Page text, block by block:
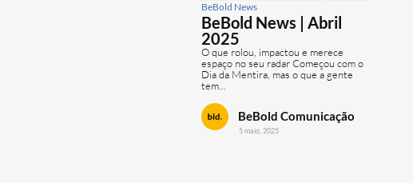
BeBold News
BeBold News | Abril
2025
O que rolou, impactou e merece
espaço no seu radar Começou com o
Dia da Mentira, mas o que a gente
tem...
BeBold Comunicação
5 maio, 2025